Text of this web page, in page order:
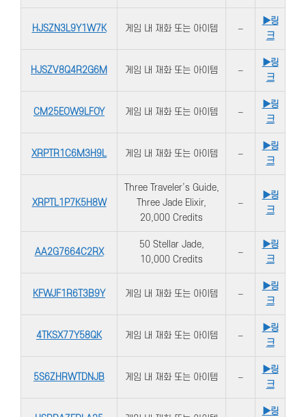
HJSZN3L9Y1W7K 게임 내 재화 또는 아이템 –
▶링
크
HJSZV8Q4R2G6M 게임 내 재화 또는 아이템 –
▶링
크
CM25EOW9LFOY 게임 내 재화 또는 아이템 –
▶링
크
XRPTR1C6M3H9L 게임 내 재화 또는 아이템 –
▶링
크
XRPTL1P7K5H8W
Three Traveler’s Guide,
Three Jade Elixir,
20,000 Credits
–
▶링
크
AA2G7664C2RX
50 Stellar Jade,
10,000 Credits
–
▶링
크
KFWJF1R6T3B9Y 게임 내 재화 또는 아이템 –
▶링
크
4TKSX77Y58QK 게임 내 재화 또는 아이템 –
▶링
크
5S6ZHRWTDNJB 게임 내 재화 또는 아이템 –
▶링
크
▶링